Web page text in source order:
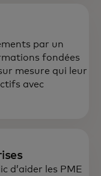
par un
fondées
mesure qui leur
avec
d’aider les PME